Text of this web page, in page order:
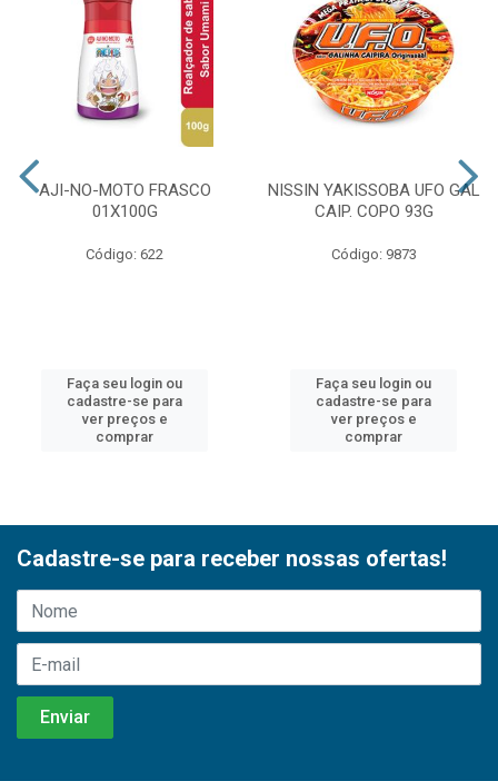
AJI-NO-MOTO FRASCO
01X100G
Código: 622
Faça seu login ou
cadastre-se para
ver preços e
comprar
NISSIN YAKISSOBA UFO GAL
CAIP. COPO 93G
Código: 9873
Faça seu login ou
cadastre-se para
ver preços e
comprar
Cadastre-se para receber nossas ofertas!